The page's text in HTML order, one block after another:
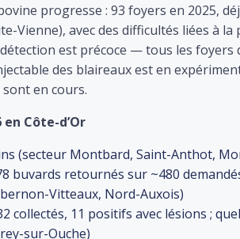
progresse : 93 foyers en 2025,
Vienne), avec des difficultés liées à
détection est précoce — tous les
des blaireaux est en
en cours.
en Côte-d’Or
(secteur Montbard, Saint-Anthot,
buvards retournés sur ~480
Vitteaux, Nord-Auxois)
collectés, 11 positifs avec lésions ;
sur-Ouche)